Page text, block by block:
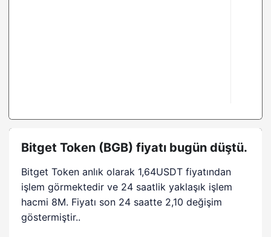
Bitget Token (BGB) fiyatı bugün düştü.
Bitget Token anlık olarak 1,64USDT fiyatından
işlem görmektedir ve 24 saatlik yaklaşık işlem
hacmi 8M. Fiyatı son 24 saatte 2,10 değişim
göstermiştir..